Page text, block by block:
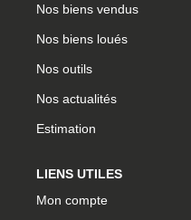
Nos biens vendus
Nos biens loués
Nos outils
Nos actualités
Estimation
LIENS UTILES
Mon compte